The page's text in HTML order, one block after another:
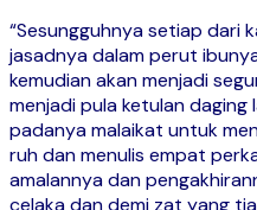
“Sesungguhnya setiap dari
jasadnya dalam perut
kemudian akan menjadi
menjadi pula ketulan daging
padanya malaikat untuk
ruh dan menulis empat
amalannya dan
celaka dan demi zat yang